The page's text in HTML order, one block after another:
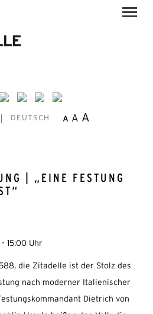
DEUTSCH A A A
| „EINE FESTUNG
15:00 Uhr
die Zitadelle ist der Stolz des
nach moderner Italienischer
Dietrich von